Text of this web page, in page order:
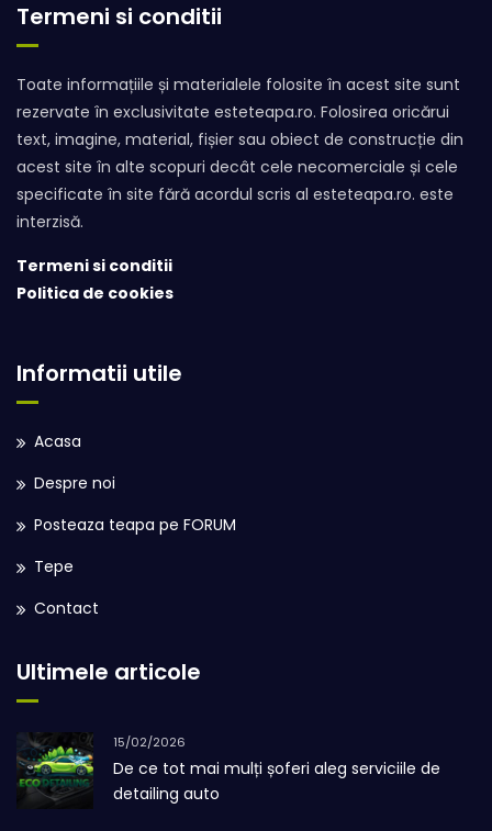
Termeni si conditii
Toate informațiile și materialele folosite în acest site sunt
rezervate în exclusivitate esteteapa.ro. Folosirea oricărui
text, imagine, material, fișier sau obiect de construcție din
acest site în alte scopuri decât cele necomerciale și cele
specificate în site fără acordul scris al esteteapa.ro. este
interzisă.
Termeni si conditii
Politica de cookies
Informatii utile
Acasa
Despre noi
Posteaza teapa pe FORUM
Tepe
Contact
Ultimele articole
15/02/2026
De ce tot mai mulți șoferi aleg serviciile de
detailing auto